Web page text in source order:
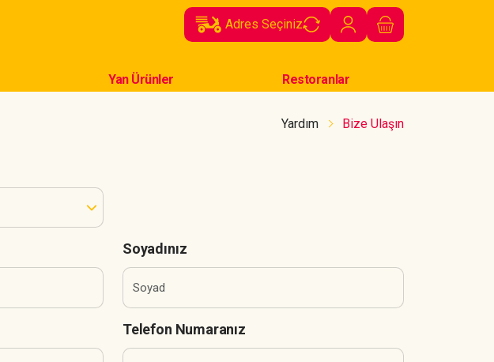
Yan Ürünler Restoranlar
Adres Seçiniz
Yardım Bize Ulaşın
Soyadınız
Telefon Numaranız